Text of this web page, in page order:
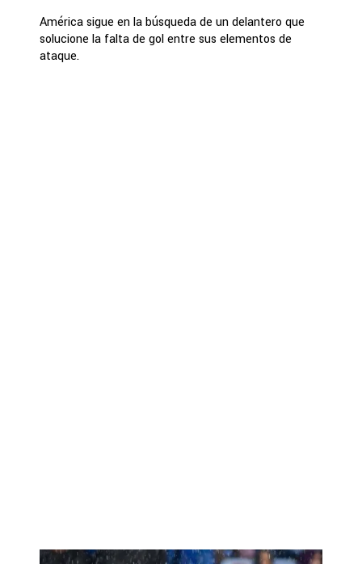
América sigue en la búsqueda de un delantero que
solucione la falta de gol entre sus elementos de
ataque.